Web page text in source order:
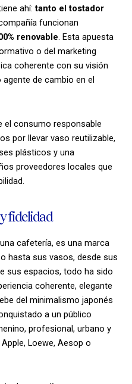
ahí:tanto el tostador
funcionan
renovable. Esta apuesta
o del marketing
coherente con su visión
de cambio en el
el consumo responsable
por llevar vaso reutilizable,
plásticos y una
proveedores locales que
fidelidad
cafetería, es una marca
hasta sus vasos, desde sus
sus espacios, todo ha sido
coherente, elegante
del minimalismo japonés
a un público
profesional, urbano y
Loewe, Aesop o